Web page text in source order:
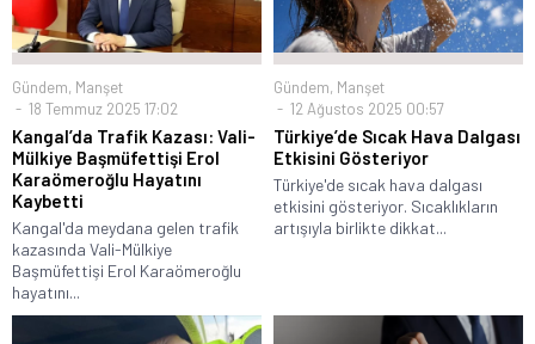
Gündem, Manşet
18 Temmuz 2025 17:02
Kangal’da Trafik Kazası: Vali-
Mülkiye Başmüfettişi Erol
Karaömeroğlu Hayatını
Kaybetti
Kangal'da meydana gelen trafik
kazasında Vali-Mülkiye
Başmüfettişi Erol Karaömeroğlu
hayatını...
Gündem, Manşet
12 Ağustos 2025 00:57
Türkiye’de Sıcak Hava Dalgası
Etkisini Gösteriyor
Türkiye'de sıcak hava dalgası
etkisini gösteriyor. Sıcaklıkların
artışıyla birlikte dikkat...